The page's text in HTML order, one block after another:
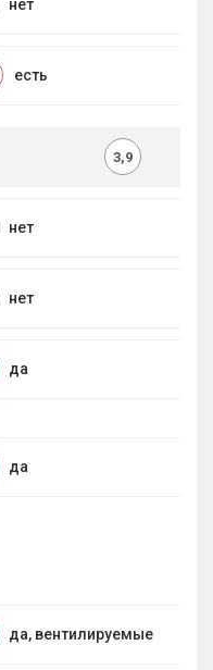
нет
есть
3,9
нет
нет
да
да
да, вентилируемые